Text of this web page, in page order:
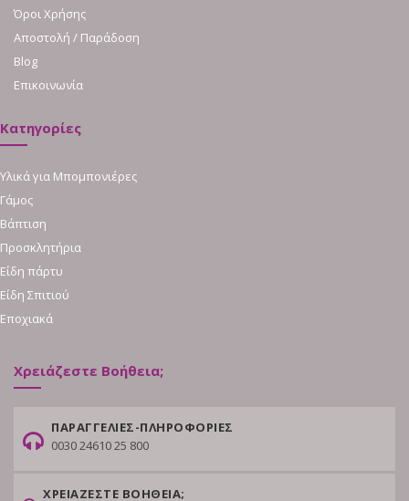
Όροι Χρήσης
Αποστολή / Παράδοση
Blog
Επικοινωνία
Κατηγορίες
Υλικά για Μπομπονιέρες
Γάμος
Βάπτιση
Προσκλητήρια
Είδη πάρτυ
Είδη Σπιτιού
Εποχιακά
Χρειάζεστε Βοήθεια;
ΠΑΡΑΓΓΕΛΙΕΣ-ΠΛΗΡΟΦΟΡΙΕΣ
0030 24610 25 800
ΧΡΕΙΑΖΕΣΤΕ ΒΟΗΘΕΙΑ;